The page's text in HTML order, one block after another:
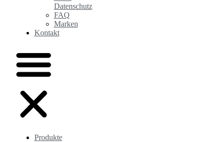
Datenschutz
FAQ
Marken
Kontakt
Produkte